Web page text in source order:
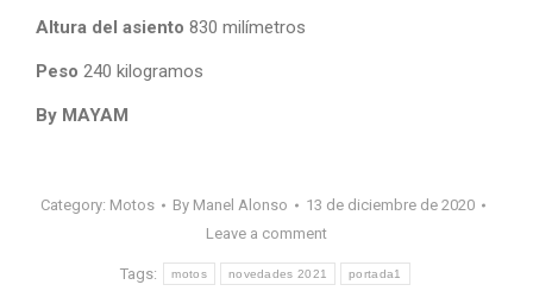
Altura del asiento 830 milímetros
Peso 240 kilogramos
By MAYAM
Category: Motos By Manel Alonso
13 de diciembre de 2020
Leave a comment
Tags: motos novedades 2021 portada1